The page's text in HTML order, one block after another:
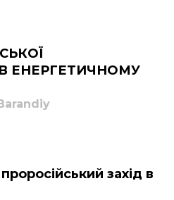
ЕНЕРГЕТИЧНОМУ
захід в